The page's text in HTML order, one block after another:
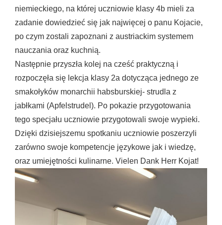
niemieckiego, na której uczniowie klasy 4b mieli za
zadanie dowiedzieć się jak najwięcej o panu Kojacie,
po czym zostali zapoznani z austriackim systemem
nauczania oraz kuchnią.
Następnie przyszła kolej na cześć praktyczną i
rozpoczęła się lekcja klasy 2a dotycząca jednego ze
smakołyków monarchii habsburskiej- strudla z
jabłkami (Apfelstrudel). Po pokazie przygotowania
tego specjału uczniowie przygotowali swoje wypieki.
Dzięki dzisiejszemu spotkaniu uczniowie poszerzyli
zarówno swoje kompetencje językowe jak i wiedzę,
oraz umiejętności kulinarne. Vielen Dank Herr Kojat!